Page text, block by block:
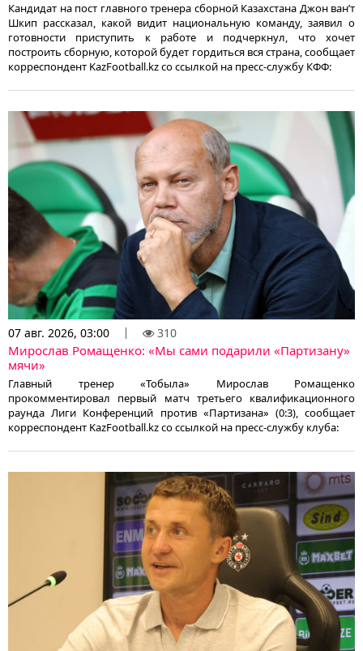
Кандидат на пост главного тренера сборной Казахстана Джон ван’т
Шкип рассказал, какой видит национальную команду, заявил о
готовности приступить к работе и подчеркнул, что хочет
построить сборную, которой будет гордиться вся страна, сообщает
корреспондент KazFootball.kz со ссылкой на пресс-службу КФФ:
07 авг. 2026, 03:00 310
Мирослав Ромащенко: «Мы сами подарили «Партизану»
мячи»
Главный тренер «Тобыла» Мирослав Ромащенко
прокомментировал первый матч третьего квалификационного
раунда Лиги Конференций против «Партизана» (0:3), сообщает
корреспондент KazFootball.kz со ссылкой на пресс-службу клуба: